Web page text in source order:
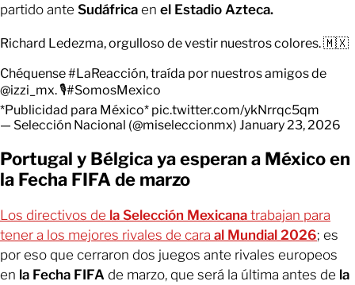
partido ante Sudáfrica en el Estadio Azteca.
Richard Ledezma, orgulloso de vestir nuestros colores. 🇲🇽
Chéquense#LaReacción, traída por nuestros amigos de
@izzi_mx. 🎙️#SomosMexico
*Publicidad para México* pic.twitter.com/ykNrrqc5qm
— Selección Nacional (@miseleccionmx) January 23, 2026
Portugal y Bélgica ya esperan a México en
la Fecha FIFA de marzo
Los directivos de la Selección Mexicana trabajan para
tener a los mejores rivales de cara al Mundial 2026; es
por eso que cerraron dos juegos ante rivales europeos
en la Fecha FIFA de marzo, que será la última antes de la